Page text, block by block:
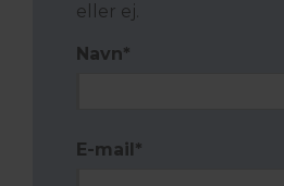
eller ej.
Navn*
E-mail*